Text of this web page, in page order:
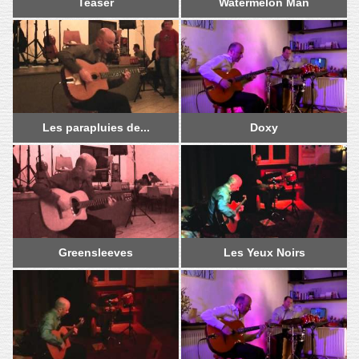
Teaser Watermelon Man
Les parapluies de...
Les parapluies de...
Doxy
Greensleeves
Greensleeves
Les Yeux Noirs
Les Yeux Noirs
Tequila Farewell Blues